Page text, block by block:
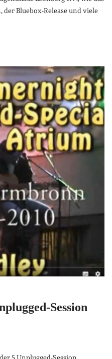
Bluebox-Release und viele
Session